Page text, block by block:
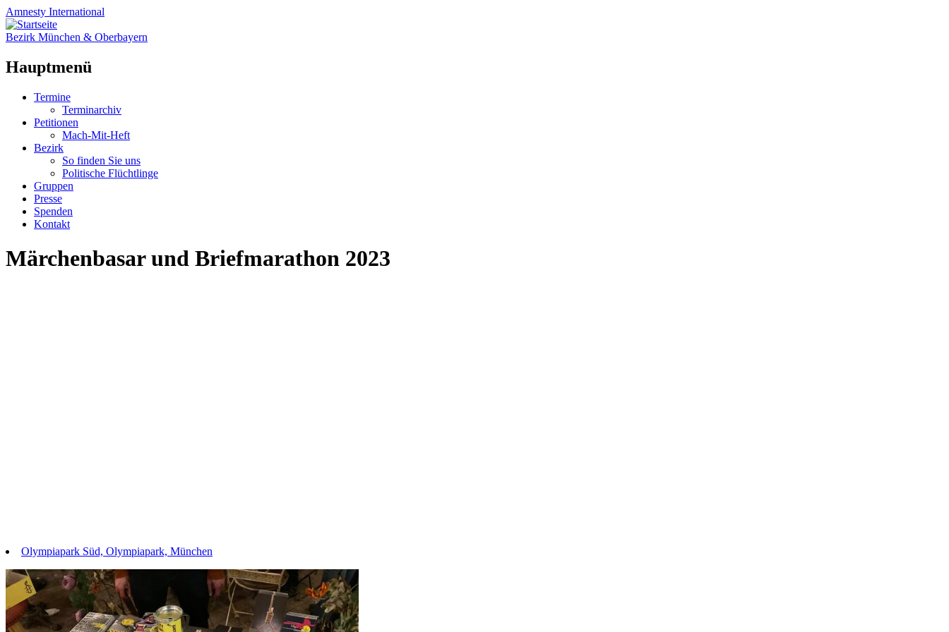
Amnesty International
Bezirk München & Oberbayern
Hauptmenü
Zum
springen
Termine
Terminarchiv
Petitionen
Mach-Mit-Heft
Bezirk
So finden Sie uns
Politische Flüchtlinge
Gruppen
Presse
Spenden
Kontakt
Märchenbasar und Briefmarathon 2023
Olympiapark Süd, Olympiapark, München